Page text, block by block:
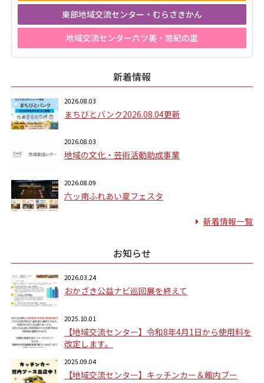
東部地域交流センター・むらさきかん
地域交流センター六ツ美・悠紀の里
新着情報
2026.08.03
まちびとバンク2026.08.04更新
2026.08.03
地域の文化・芸術活動助成事業
2026.08.09
六ッ南ふれあい夏フェスタ
新着情報一覧
お知らせ
2026.03.24
おかざき公益ナビ巡回展を終えて
2025.10.01
【地域交流センター】令和8年4月1日から使用料を
改定します。
2025.09.04
【地域交流センター】キッチンカー＆館内ブー